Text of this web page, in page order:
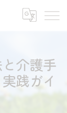
介護手
践ガイ